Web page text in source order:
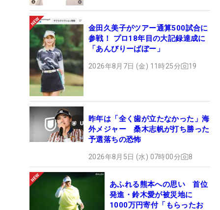
金田久美子がツアー通算500試合に
参戦！ プロ18年目の大記録達成に
「あんびりーばぼー」
2026年8月7日 (金) 11時25分 19
昨年は「全く歯が立たなかった」海
外メジャー 桑木志帆が打ち勝った
予選落ちの恐怖
2026年8月5日 (水) 07時00分 8
あふれる熊本への思い 首位
発進・鈴木愛が被災地に
1000万円寄付「もらったお